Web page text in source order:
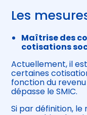
Les
Maîtrise des
cotisations
Actuellement, il
certaines
fonction du
dépasse le SMIC.
Si par définition,